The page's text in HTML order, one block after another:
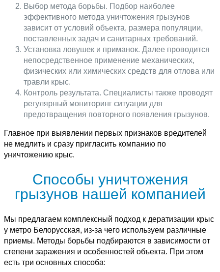
Выбор метода борьбы. Подбор наиболее
эффективного метода уничтожения грызунов
зависит от условий объекта, размера популяции,
поставленных задач и санитарных требований.
Установка ловушек и приманок. Далее проводится
непосредственное применение механических,
физических или химических средств для отлова или
травли крыс.
Контроль результата. Специалисты также проводят
регулярный мониторинг ситуации для
предотвращения повторного появления грызунов.
Главное при выявлении первых признаков вредителей
не медлить и сразу пригласить компанию по
уничтожению крыс.
Способы уничтожения
грызунов нашей компанией
Мы предлагаем комплексный подход к дератизации крыс
у метро Белорусская, из-за чего используем различные
приемы. Методы борьбы подбираются в зависимости от
степени заражения и особенностей объекта. При этом
есть три основных способа: